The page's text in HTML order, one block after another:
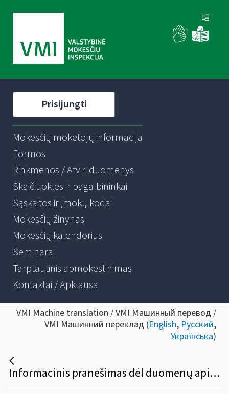
Prisijungti
Mokesčių mokėtojų informacija
Formos
Rinkmenos / Atviri duomenys
Skaičiuoklės ir pagalbininkai
Sąskaitos ir įmokų kodai
Mokesčių žinynas
Mokesčių kalendorius
Seminarai
Tarptautinis apmokestinimas
Kontaktai / Apklausa
VMI Machine translation / VMI Машинный перевод /
VMI Машинний переклад (English, Русский,
Українська)
Informacinis pranešimas dėl duomenų apie praneštinus kriptoturto naudotojus teikimo valstybinei mokesčių inspekcijai tvarkos aprašo patvirtinimo